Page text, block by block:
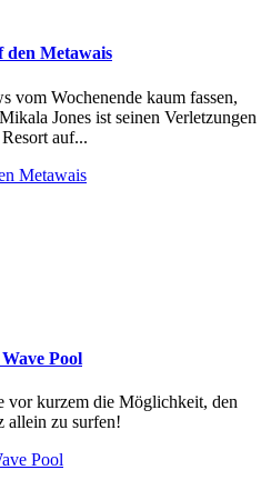
den Metawais
vom Wochenende kaum fassen,
Jones ist seinen Verletzungen
auf...
Metawais
Pool
vor kurzem die Möglichkeit, den
allein zu surfen!
Pool